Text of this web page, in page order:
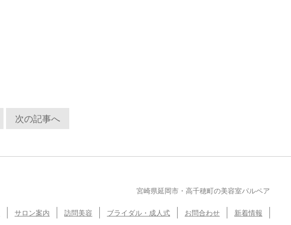
次の記事へ
宮崎県延岡市・高千穂町の美容室パルペア
サロン案内 訪問美容 ブライダル・成人式 お問合わせ 新着情報